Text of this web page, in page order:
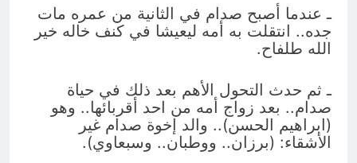
ـ عندما أصبح صدام في الثانية من عمره مات
جده.. انتقلت به أمه ليعيشا في كنف خاله خير
الله طلفاح.
ـ ثم حدث التحول الأهم بعد ذلك في حياة
صدام.. بعد زواج أمه من احد أقربائها.. وهو
(ابراهيم الحسن).. والد إخوة صدام غير
الأشقاء: (برزان.. ووطبان.. وسبعاوي).